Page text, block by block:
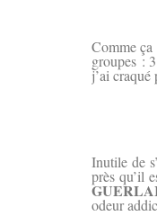
Comme ça
groupes :
j’ai
Inutile de
près qu’il
odeur